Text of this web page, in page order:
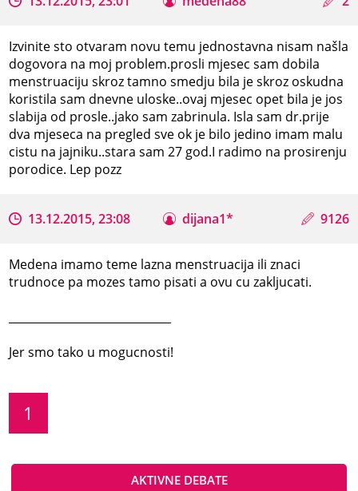
Izvinite sto otvaram novu temu jednostavna nisam našla
dogovora na moj problem.prosli mjesec sam dobila
menstruaciju skroz tamno smedju bila je skroz oskudna
koristila sam dnevne uloske..ovaj mjesec opet bila je jos
slabija od prosle..jako sam zabrinula. Isla sam dr.prije
dva mjeseca na pregled sve ok je bilo jedino imam malu
cistu na jajniku..stara sam 27 god.I radimo na prosirenju
porodice. Lep pozz
13.12.2015, 23:08 dijana1* 9126
Medena imamo teme lazna menstruacija ili znaci
trudnoce pa mozes tamo pisati a ovu cu zakljucati.
Jer smo tako u mogucnosti!
1
AKTIVNE DEBATE